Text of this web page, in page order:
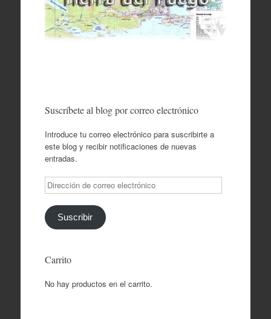
Suscríbete al blog por correo electrónico
Introduce tu correo electrónico para suscribirte a
este blog y recibir notificaciones de nuevas
entradas.
Dirección
de
correo
electrónico
Suscribir
Carrito
No hay productos en el carrito.